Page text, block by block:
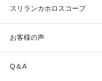
スリランカホロスコープ
お客様の声
Q＆A